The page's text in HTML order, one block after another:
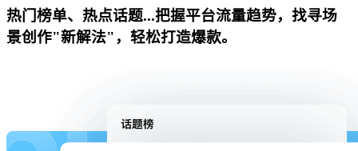
热门榜单、热点话题...把握平台流量趋势，找寻场
景创作"新解法"，轻松打造爆款。